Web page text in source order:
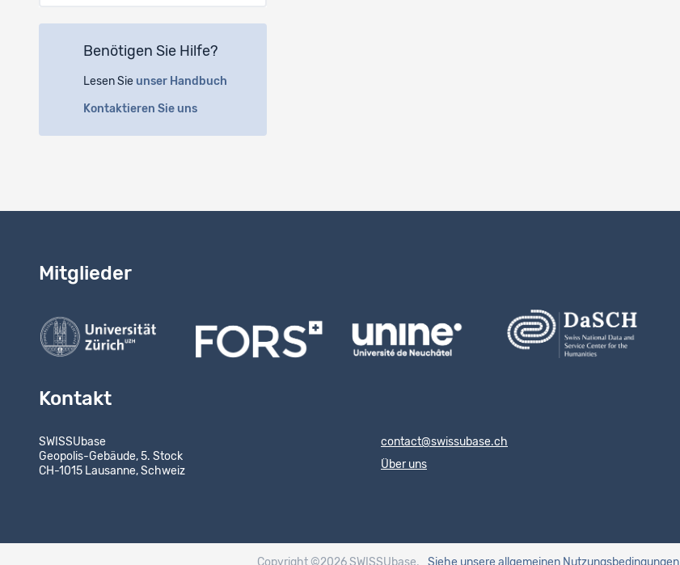
Benötigen Sie Hilfe?
Lesen Sie unser Handbuch
Kontaktieren Sie uns
Mitglieder
Kontakt
SWISSUbase
Geopolis-Gebäude, 5. Stock
CH-1015 Lausanne, Schweiz
contact@swissubase.ch
Über uns